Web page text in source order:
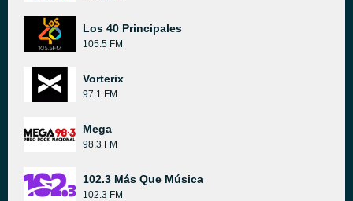
Los 40 Principales
105.5 FM
Vorterix
97.1 FM
Mega
98.3 FM
102.3 Más Que Música
102.3 FM